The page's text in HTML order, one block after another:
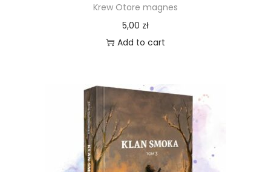
Krew Otore magnes
5,00 zł
Add to cart